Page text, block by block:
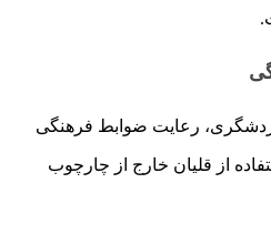
رعایت ضوابط فرهنگی
از قلیان خارج از چارچوب